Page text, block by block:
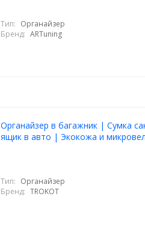
Тип: Органайзер
Бренд: ARTuning
Органайзер в багажник | Сумка
ящик в авто | Экокожа и
Тип: Органайзер
Бренд: TROKOT